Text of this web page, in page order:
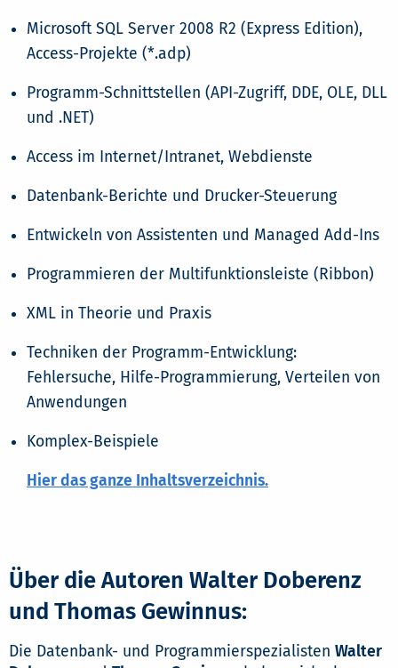
Microsoft SQL Server 2008 R2 (Express Edition),
Access-Projekte (*.adp)
Programm-Schnittstellen (API-Zugriff, DDE, OLE, DLL
und .NET)
Access im Internet/Intranet, Webdienste
Datenbank-Berichte und Drucker-Steuerung
Entwickeln von Assistenten und Managed Add-Ins
Programmieren der Multifunktionsleiste (Ribbon)
XML in Theorie und Praxis
Techniken der Programm-Entwicklung:
Fehlersuche, Hilfe-Programmierung, Verteilen von
Anwendungen
Komplex-Beispiele
Hier das ganze Inhaltsverzeichnis.
Über die Autoren Walter Doberenz
und Thomas Gewinnus:
Die Datenbank- und Programmierspezialisten Walter